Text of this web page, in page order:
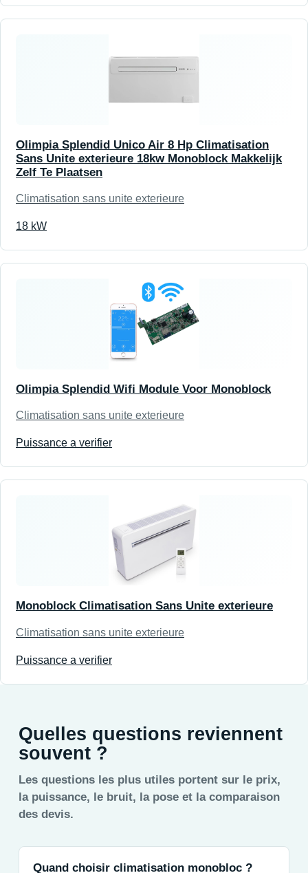
Olimpia Splendid Unico Air 8 Hp Climatisation
Sans Unite exterieure 18kw Monoblock Makkelijk
Zelf Te Plaatsen
Climatisation sans unite exterieure
18 kW
Olimpia Splendid Wifi Module Voor Monoblock
Climatisation sans unite exterieure
Puissance a verifier
Monoblock Climatisation Sans Unite exterieure
Climatisation sans unite exterieure
Puissance a verifier
Quelles questions reviennent
souvent ?
Les questions les plus utiles portent sur le prix,
la puissance, le bruit, la pose et la comparaison
des devis.
Quand choisir climatisation monobloc ?